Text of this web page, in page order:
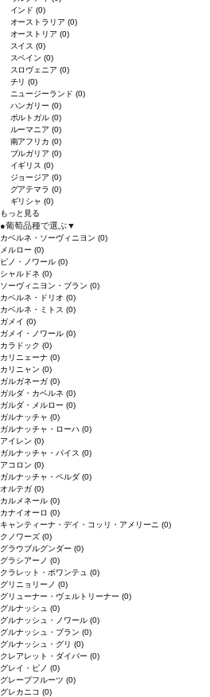
インド(0)
オーストラリア(0)
オーストリア(0)
スイス(0)
スペイン(0)
スロヴェニア(0)
チリ(0)
ニュージーランド(0)
ハンガリー(0)
ポルトガル(0)
ルーマニア(0)
南アフリカ(0)
ブルガリア(0)
イギリス(0)
ジョージア(0)
グアテマラ(0)
ギリシャ(0)
もっと見る
●葡萄品種で選ぶ▼
カベルネ・ソーヴィニヨン (0)
メルロー (0)
ピノ・ノワール (0)
シャルドネ (0)
ソーヴィニヨン・ブラン (0)
カベルネ・ドリオ (0)
カベルネ・ミトス (0)
ガメイ (0)
ガメイ・ノワール (0)
カラドック (0)
カリニェーナ (0)
カリニャン (0)
ガルガネーガ (0)
ガルダ・カベルネ (0)
ガルダ・メルロー (0)
ガルナッチャ (0)
ガルナッチャ・ローハ (0)
アイレン (0)
ガルナッチャ・パイス (0)
アコロン (0)
ガルナッチャ・ペルダ (0)
オルテガ (0)
カルメネール (0)
カナイオーロ (0)
キャンティーナ・デイ・コッリ・アメリーニ (0)
クノワーズ (0)
グラウブルグンダー (0)
グラシアーノ (0)
クラレット・ボワンテュ (0)
グリニョリーノ (0)
グリューナー・ヴェルトリーナー (0)
グルナッシュ (0)
グルナッシュ・ノワール (0)
グルナッシュ・ブラン (0)
グルナッシュ・グリ (0)
クレアレット・ダイバー (0)
グレイ・ピノ (0)
グレープフルーツ (0)
グレカニコ (0)